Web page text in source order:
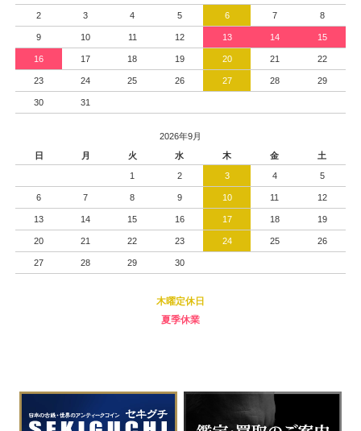
2 3 4 5 6 7 8
9 10 11 12 13 14 15
16 17 18 19 20 21 22
23 24 25 26 27 28 29
30 31
2026年9月
日
月 火 水 木 金 土
1 2 3 4 5
6 7 8 9 10 11 12
13 14 15 16 17 18 19
20 21 22 23 24 25 26
27 28 29 30
木曜定休日
夏季休業